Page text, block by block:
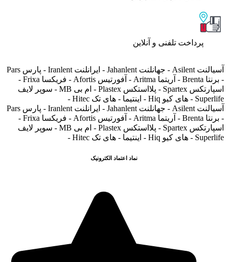
پرداخت تلفنی و آنلاین
آسیالنت Asilent - جهانلنت Jahanlent - ایرانلنت Iranlent - پارس Pars
- برنتا Brenta - آریتما Aritma - آفورتیس Afortis - فریکسا Frixa -
اسپارتکس Spartex - پلااستکس Plastex - ام بی MB - سوپر لایف
Superlife - های کیو Hiq - اینتیما - های تک Hitec -
آسیالنت Asilent - جهانلنت Jahanlent - ایرانلنت Iranlent - پارس Pars
- برنتا Brenta - آریتما Aritma - آفورتیس Afortis - فریکسا Frixa -
اسپارتکس Spartex - پلااستکس Plastex - ام بی MB - سوپر لایف
Superlife - های کیو Hiq - اینتیما - های تک Hitec -
نماد اعتماد الکترونیک